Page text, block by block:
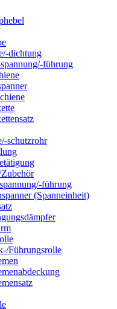
dichtung
führung
schutzrohr
führung
(Spanneinheit)
Führungsrolle